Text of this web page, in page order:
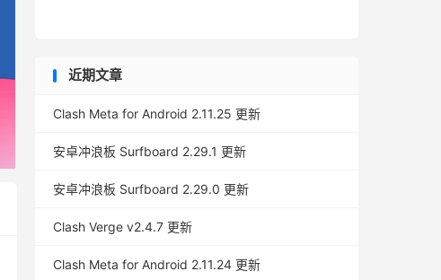
近期文章
Clash Meta for Android 2.11.25 更新
安卓冲浪板 Surfboard 2.29.1 更新
安卓冲浪板 Surfboard 2.29.0 更新
Clash Verge v2.4.7 更新
Clash Meta for Android 2.11.24 更新